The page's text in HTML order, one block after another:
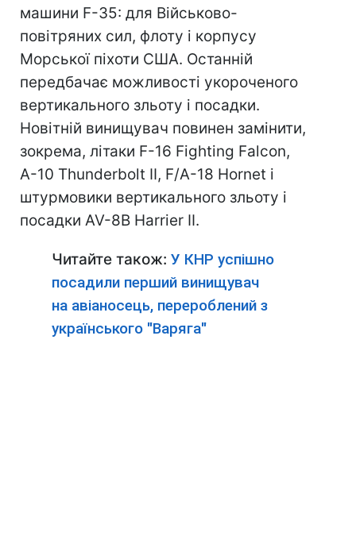
машини F-35: для Військово-
повітряних сил, флоту і корпусу
Морської піхоти США. Останній
передбачає можливості укороченого
вертикального зльоту і посадки.
Новітній винищувач повинен замінити,
зокрема, літаки F-16 Fighting Falcon,
A-10 Thunderbolt II, F/A-18 Hornet і
штурмовики вертикального зльоту і
посадки AV-8B Harrier II.
Читайте також: У КНР успішно
посадили перший винищувач
на авіаносець, перероблений з
українського "Варяга"